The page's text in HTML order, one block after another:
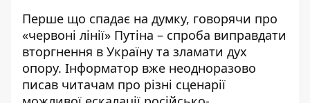
Перше що спадає на думку, говорячи про
«червоні лінії» Путіна – спроба виправдати
вторгнення в Україну та зламати дух
опору. Інформатор вже неодноразово
писав читачам про різні сценарії